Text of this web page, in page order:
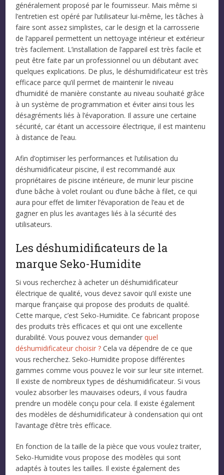
généralement proposé par le fournisseur. Mais même si
l’entretien est opéré par l’utilisateur lui-même, les tâches à
faire sont assez simplistes, car le design et la carrosserie
de l’appareil permettent un nettoyage intérieur et extérieur
très facilement. L’installation de l’appareil est très facile et
peut être faite par un professionnel ou un débutant avec
quelques explications. De plus, le déshumidificateur est très
efficace parce qu’il permet de maintenir le niveau
d’humidité de manière constante au niveau souhaité grâce
à un système de programmation et éviter ainsi tous les
désagréments liés à l’évaporation. Il assure une certaine
sécurité, car étant un accessoire électrique, il est maintenu
à distance de l’eau.
Afin d’optimiser les performances et l’utilisation du
déshumidificateur piscine, il est recommandé aux
propriétaires de piscine intérieure, de munir leur piscine
d’une bâche à volet roulant ou d’une bâche à filet, ce qui
aura pour effet de limiter l’évaporation de l’eau et de
gagner en plus les avantages liés à la sécurité des
utilisateurs.
Les déshumidificateurs de la
marque Seko-Humidite
Si vous recherchez à acheter un déshumidificateur
électrique de qualité, vous devez savoir qu’il existe une
marque française qui propose des produits de qualité.
Cette marque, c’est Seko-Humidite. Ce fabricant propose
des produits très efficaces et qui ont une excellente
durabilité. Vous pouvez vous demanderquel
déshumidificateur choisir ? Cela va dépendre de ce que
vous recherchez. Seko-Humidite propose différentes
gammes comme vous pouvez le voir sur leur site internet.
Il existe de nombreux types de déshumidificateur. Si vous
voulez absorber les mauvaises odeurs, il vous faudra
prendre un modèle conçu pour cela. Il existe également
des modèles de déshumidificateur à condensation qui ont
l’avantage d’être très efficace.
En fonction de la taille de la pièce que vous voulez traiter,
Seko-Humidite vous propose des modèles qui sont
adaptés à toutes les tailles. Il existe également des